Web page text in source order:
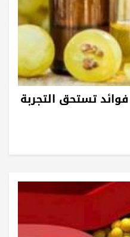
تستحق التجربة